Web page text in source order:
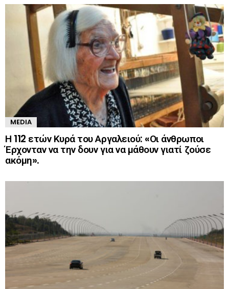
MEDIA
Η 112 ετών Κυρά του Αργαλειού: «Οι άνθρωποι
Έρχονταν να την δουν για να μάθουν γιατί ζούσε
ακόμη».